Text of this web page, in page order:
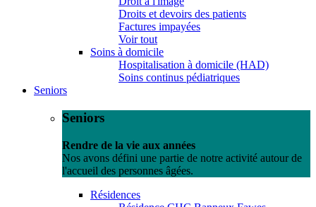
Droits et devoirs des patients
Factures impayées
Voir tout
Soins à domicile
Hospitalisation à domicile (HAD)
Soins continus pédiatriques
Seniors
Seniors
Rendre de la vie aux années
Nos avons défini une partie de notre activité autour de
l'accueil des personnes âgées.
Résidences